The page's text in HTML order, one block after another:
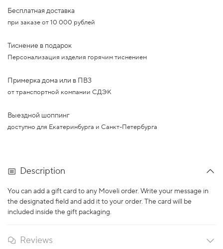
Бесплатная доставка
при заказе от 10 000 рублей
Тиснение в подарок
Персонализация изделия горячим тиснением
Примерка дома или в ПВЗ
от транспортной компании СДЭК
Выездной шоппинг
доступно для Екатеринбурга и Санкт-Петербурга
Description
You can add a gift card to any Moveli order. Write your message in
the designated field and add it to your order. The card will be
included inside the gift packaging.
Reviews